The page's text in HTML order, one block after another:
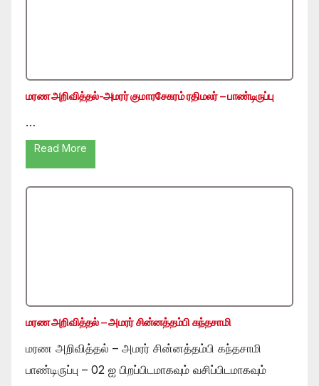
மரண அறிவித்தல்-அமரர் குமாரசேகரம் ரதிமலர் – பாண்டிருப்பு
…
Read More
மரண அறிவித்தல் – அமரர் சின்னத்தம்பி கந்தசாமி
மரண அறிவித்தல் – அமரர் சின்னத்தம்பி கந்தசாமி
பாண்டிருப்பு – 02 ஐ பிறப்பிடமாகவும் வசிப்பிடமாகவும்